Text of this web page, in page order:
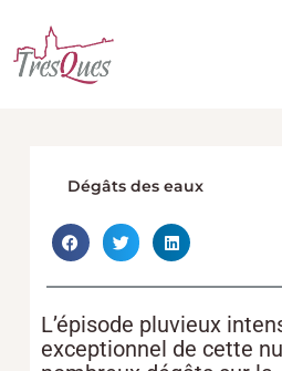
contenu
Dégâts des eaux
L’épisode pluvieux
exceptionnel de cette